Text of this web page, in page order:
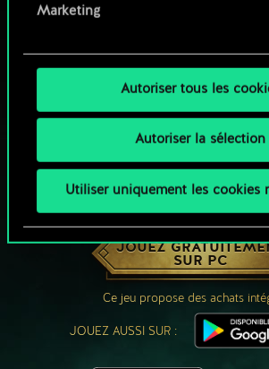
Marketing
Autoriser tous les
Autoriser la sélection
Utiliser uniquement les cookies
UNE PETITE PARTIE DE
JOUEZ
SUR PC
Ce jeu propose des achats
JOUEZ AUSSI SUR :